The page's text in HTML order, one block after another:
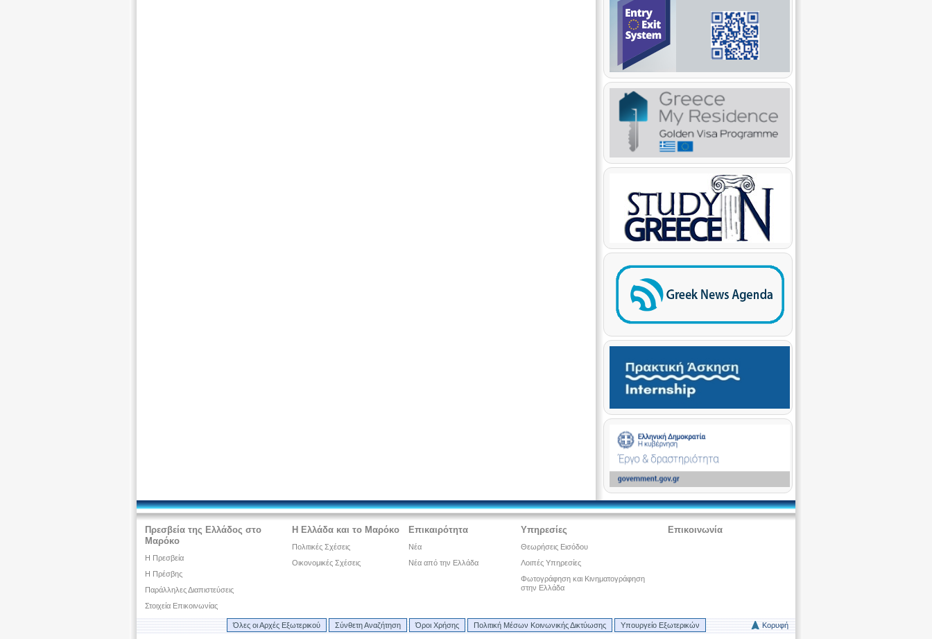
Πρεσβεία της Ελλάδος στο
Μαρόκο
Η Πρεσβεία
Η Πρέσβης
Παράλληλες Διαπιστεύσεις
Στοιχεία Επικοινωνίας
Η Ελλάδα και το Μαρόκο
Πολιτικές Σχέσεις
Οικονομικές Σχέσεις
Επικαιρότητα
Νέα
Νέα από την Ελλάδα
Υπηρεσίες
Θεωρήσεις Εισόδου
Λοιπές Υπηρεσίες
Φωτογράφηση και Κινηματογράφηση
στην Ελλάδα
Επικοινωνία
Όλες οι Αρχές Εξωτερικού Σύνθετη Αναζήτηση Όροι Χρήσης Πολιτική Μέσων Κοινωνικής Δικτύωσης Υπουργείο Εξωτερικών Κορυφή